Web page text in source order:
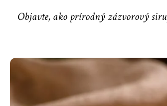
Objavte, ako prírodný zázvorový